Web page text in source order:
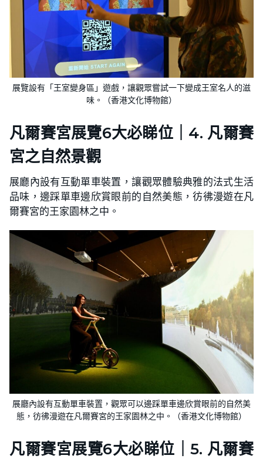
展覽設有「王室變身區」遊戲，讓觀眾嘗試一下變成王室名人的滋
味。（香港文化博物館）
凡爾賽宮展覽6大必睇位｜4. 凡爾賽
宮之自然景觀
展廳內設有互動單車裝置，讓觀眾體驗典雅的法式生活
品味，邊踩單車邊欣賞眼前的自然美態，彷彿漫遊在凡
爾賽宮的王家園林之中。
展廳內設有互動單車裝置，觀眾可以邊踩單車邊欣賞眼前的自然美
態，彷彿漫遊在凡爾賽宮的王家園林之中。（香港文化博物館）
凡爾賽宮展覽6大必睇位｜5. 凡爾賽